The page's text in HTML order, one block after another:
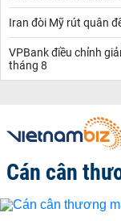
Iran đòi Mỹ rút quân
VPBank điều chỉnh
tháng 8
Cán cân